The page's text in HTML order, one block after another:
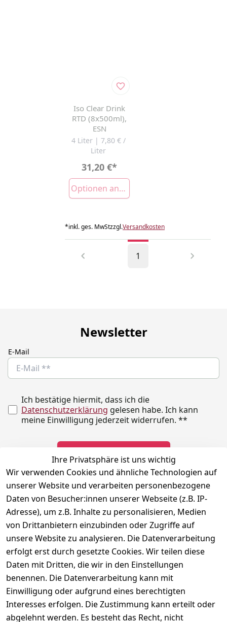
Iso Clear Drink
RTD (8x500ml),
ESN
4 Liter | 7,80 € /
Liter
31,20 €*
Optionen anzeigen
*inkl. ges. MwStzzgl.Versandkosten
1
Newsletter
E-Mail
Ich bestätige hiermit, dass ich die
Datenschutzerklärung gelesen habe. Ich kann
meine Einwilligung jederzeit widerrufen. **
** markierte Felder sind erforderlich
Ihre Privatsphäre ist uns wichtig
Wir verwenden Cookies und ähnliche Technologien auf
unserer Website und verarbeiten personenbezogene
Daten von Besucher:innen unserer Webseite (z.B. IP-
Adresse), um z.B. Inhalte zu personalisieren, Medien
von Drittanbietern einzubinden oder Zugriffe auf
unsere Website zu analysieren. Die Datenverarbeitung
erfolgt erst durch gesetzte Cookies. Wir teilen diese
Daten mit Dritten, die wir in den Einstellungen
benennen. Die Datenverarbeitung kann mit
Einwilligung oder aufgrund eines berechtigten
Interesses erfolgen. Die Zustimmung kann erteilt oder
abgelehnt werden. Es besteht das Recht, nicht
Rechtliches
Impressum
Datenschutzerklär
ung
Widerrufsrecht
Versand &
Zahlung
Kontakt
Telefonische
Unterstützung
und Beratung
unter:
040 180
678 99
Social
Instagram